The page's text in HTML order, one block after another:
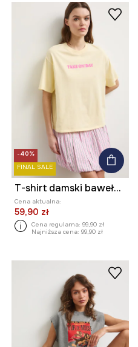
-40%
FINAL SALE
T-shirt damski bawełniany Tom and Jerry
Cena aktualna:
59,90 zł
Cena regularna: 99,90 zł
Najniższa cena: 99,90 zł